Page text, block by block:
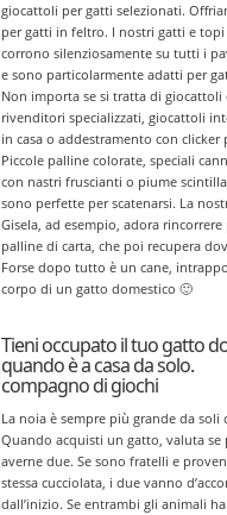
giocattoli per gatti selezionati.
per gatti in feltro. I nostri gatti e
corrono silenziosamente su tutti i
e sono particolarmente adatti per
Non importa se si tratta di giocattoli
rivenditori specializzati, giocattoli
in casa o addestramento con clicker
Piccole palline colorate, speciali
con nastri fruscianti o piume
sono perfette per scatenarsi. La
Gisela, ad esempio, adora rincorrere
palline di carta, che poi recupera
Forse dopo tutto è un cane,
corpo di un gatto domestico 🙂
Tieni occupato il tuo gatto
quando è a casa da solo.
compagno di giochi
La noia è sempre più grande da soli
Quando acquisti un gatto, valuta se
averne due. Se sono fratelli e
stessa cucciolata, i due vanno
dall’inizio. Se entrambi gli animali